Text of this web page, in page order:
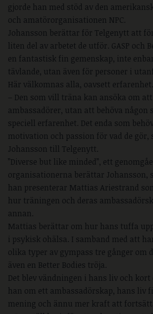
gjorde han med stöd av den
och amatörorganisationen NPC.
Johansson berättar för Telgenytt att
liten del av arbetet de utför. GASP och
en fantastisk fin gemenskap, inte
tävlande, utan även för personer i
Här välkomnas alla, oavsett erfarenhet.
– Den som vill träna kan ansöka om
ambassadörer, utan att behöva någon
speciell erfarenhet. Det enda som
motivation och passion för vad de gör,
Johansson till Telgenytt.
”Diverse but like minded”, ett
organisationerna berättar Johansson,
han presenterar Mattias Ariestrand
hur träningen och deras
annan.
Mattias berättar om hur hans tuffa
i psykisk ohälsa. I samband med att
olika typer av gympass tre gånger om
även en Better Bodies tröja.
Det blev vändningen i hans liv och
han om ett ambassadörskap, hans liv
mening och ännu mer kraft att